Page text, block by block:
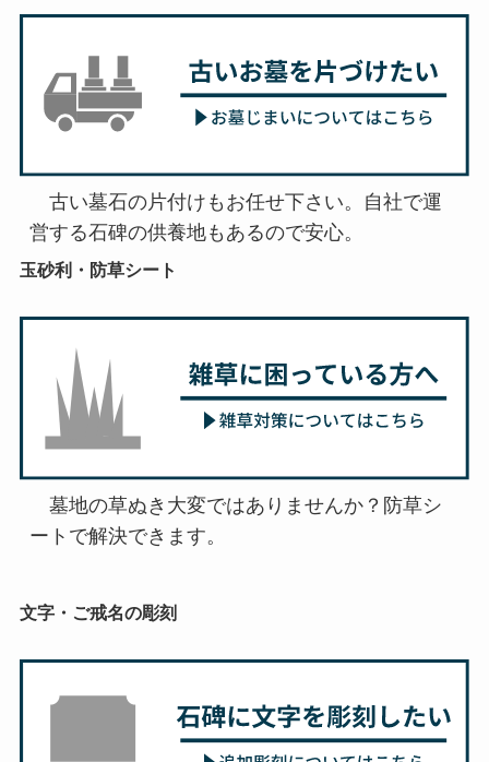
古い墓石の片付けもお任せ下さい。自社で運
営する石碑の供養地もあるので安心。
玉砂利・防草シート
墓地の草ぬき大変ではありませんか？防草シ
ートで解決できます。
文字・ご戒名の彫刻